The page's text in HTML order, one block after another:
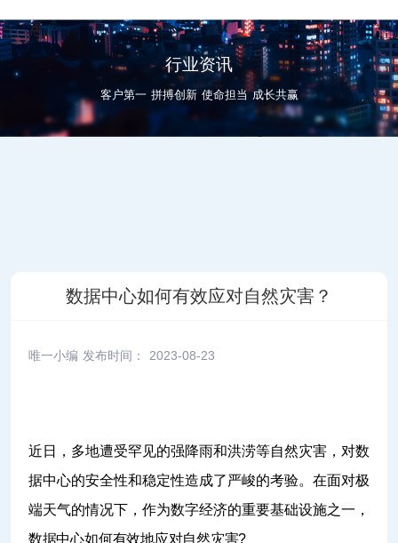
行业资讯
客户第一 拼搏创新 使命担当 成长共赢
数据中心如何有效应对自然灾害？
唯一小编 发布时间： 2023-08-23
近日，多地遭受罕见的强降雨和洪涝等自然灾害，对数
据中心的安全性和稳定性造成了严峻的考验。在面对极
端天气的情况下，作为数字经济的重要基础设施之一，
数据中心如何有效地应对自然灾害?